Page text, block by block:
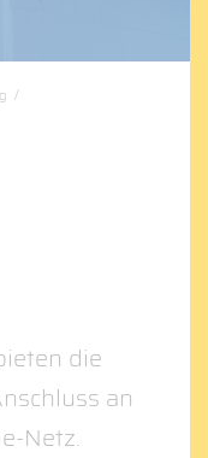
/
die
an
Netz.